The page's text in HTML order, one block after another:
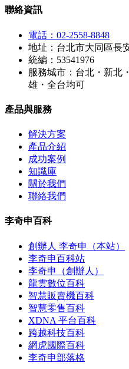
聯絡資訊
電話：02-2558-8848
地址：台北市大同區長
統編：53541976
服務城市：台北・新北
雄・全台均可
產品與服務
解決方案
產品介紹
成功案例
知識庫
關於我們
聯絡我們
李奇申百科
創辦人 李奇申（本站）
李奇申百科站
李奇申（創辦人）
龍雲數位百科
智慧販賣機百科
智慧零售百科
XDNA 平台百科
跨越科技百科
網虎國際百科
李奇申部落格